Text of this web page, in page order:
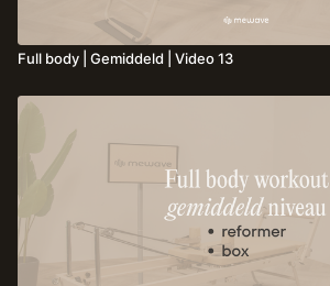
Full body | Gemiddeld | Video 13